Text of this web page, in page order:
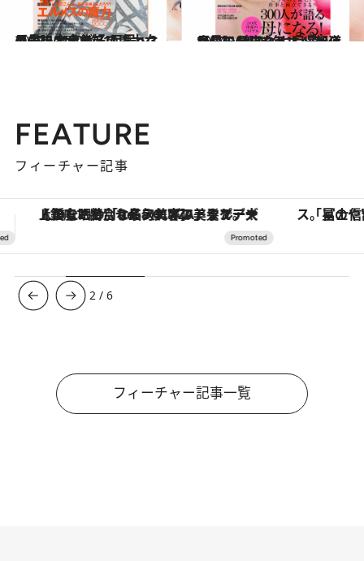
2024.11.7
【CREA2000年1月号～3月号】エルメスの魔力、ますます犬が好き！、女の占い大全集
カルチャー 2024.11.7
【CREA2010年1月号～3月号】母になる！、30代からのお腹やせ、47都道府県のパワースポット
カルチャー
FEATURE
フィーチャー記事
「星のや富士」でデジタルデトックス。冨士信仰の歴史を辿り、心身を調える。 【夏限定ディナーコース】旬を
3 /6
フィーチャー記事一覧